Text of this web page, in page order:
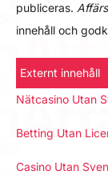
publiceras.
innehåll och
Externt innehåll
Nätcasino Utan
Betting Utan
Casino Utan